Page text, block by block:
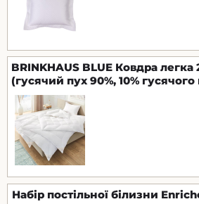
BRINKHAUS BLUE Ковдра легка
(гусячий пух 90%, 10% гусячого
Набір постільної білизни